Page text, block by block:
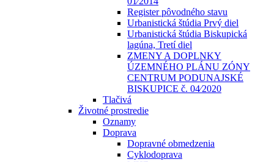
Register pôvodného stavu
Urbanistická štúdia Prvý diel
Urbanistická štúdia Biskupická
lagúna, Tretí diel
ZMENY A DOPLNKY
ÚZEMNÉHO PLÁNU ZÓNY
CENTRUM PODUNAJSKÉ
BISKUPICE č. 04⁄2020
Tlačivá
Životné prostredie
Oznamy
Doprava
Dopravné obmedzenia
Cyklodoprava